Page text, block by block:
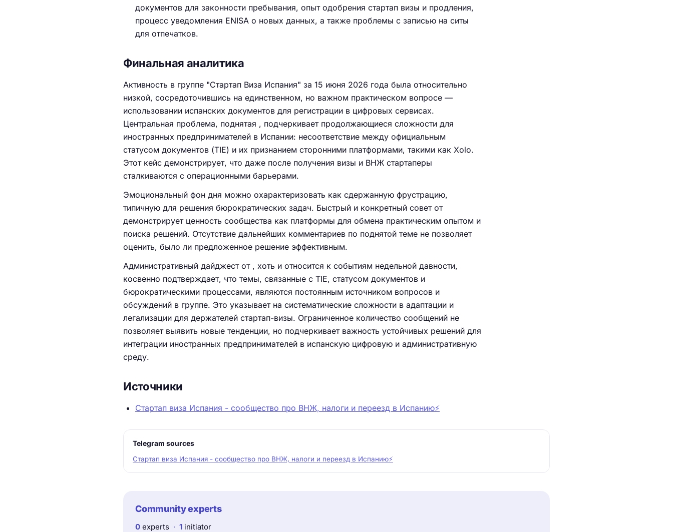
документов для законности пребывания, опыт одобрения стартап визы и продления,
процесс уведомления ENISA о новых данных, а также проблемы с записью на ситы
для отпечатков.
Финальная аналитика
Активность в группе "Стартап Виза Испания" за 15 июня 2026 года была относительно
низкой, сосредоточившись на единственном, но важном практическом вопросе —
использовании испанских документов для регистрации в цифровых сервисах.
Центральная проблема, поднятая , подчеркивает продолжающиеся сложности для
иностранных предпринимателей в Испании: несоответствие между официальным
статусом документов (TIE) и их признанием сторонними платформами, такими как Xolo.
Этот кейс демонстрирует, что даже после получения визы и ВНЖ стартаперы
сталкиваются с операционными барьерами.
Эмоциональный фон дня можно охарактеризовать как сдержанную фрустрацию,
типичную для решения бюрократических задач. Быстрый и конкретный совет от
демонстрирует ценность сообщества как платформы для обмена практическим опытом и
поиска решений. Отсутствие дальнейших комментариев по поднятой теме не позволяет
оценить, было ли предложенное решение эффективным.
Административный дайджест от , хоть и относится к событиям недельной давности,
косвенно подтверждает, что темы, связанные с TIE, статусом документов и
бюрократическими процессами, являются постоянным источником вопросов и
обсуждений в группе. Это указывает на систематические сложности в адаптации и
легализации для держателей стартап-визы. Ограниченное количество сообщений не
позволяет выявить новые тенденции, но подчеркивает важность устойчивых решений для
интеграции иностранных предпринимателей в испанскую цифровую и административную
среду.
Источники
Стартап виза Испания - сообщество про ВНЖ, налоги и переезд в Испанию⚡️
Telegram sources
Стартап виза Испания - сообщество про ВНЖ, налоги и переезд в Испанию⚡️
Community experts
0 experts · 1 initiator